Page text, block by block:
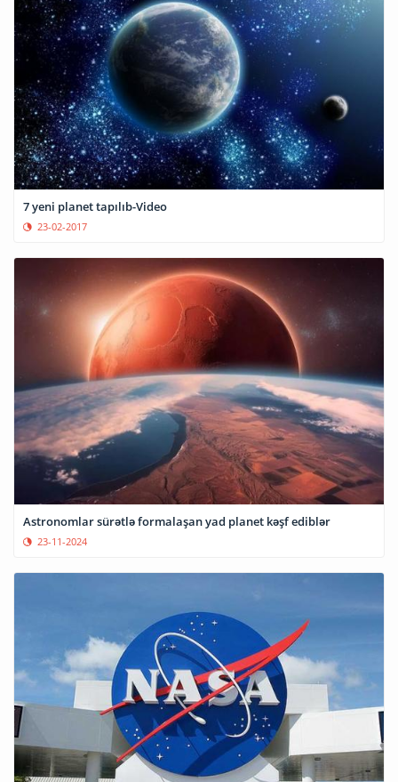
7 yeni planet tapılıb-Video
23-02-2017
Astronomlar sürətlə formalaşan yad planet kəşf ediblər
23-11-2024